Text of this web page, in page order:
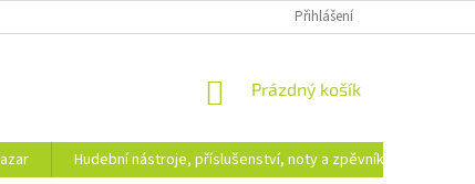
OCHRANY OSOBNÍCH ÚDAJŮ DOPRAVA A PLATBA
Přihlášení
NÁKUPNÍ
Prázdný košík
Hudební nástroje, příslušenství, noty a zpěvníky